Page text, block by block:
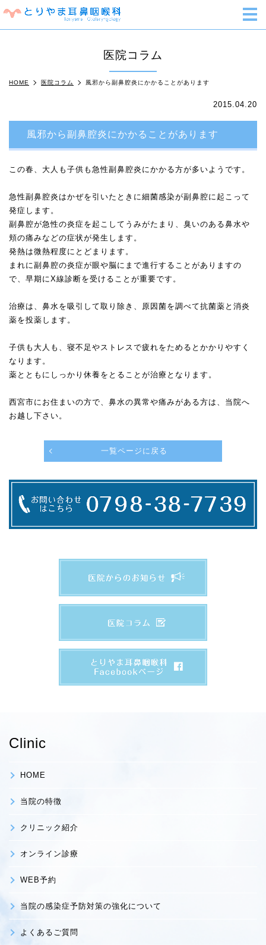
医院コラム
HOME 医院コラム 風邪から副鼻腔炎にかかることがあります
2015.04.20
風邪から副鼻腔炎にかかることがあります
この春、大人も子供も急性副鼻腔炎にかかる方が多いようです。
急性副鼻腔炎はかぜを引いたときに細菌感染が副鼻腔に起こって
発症します。
副鼻腔が急性の炎症を起こしてうみがたまり、臭いのある鼻水や
頬の痛みなどの症状が発生します。
発熱は微熱程度にとどまります。
まれに副鼻腔の炎症が眼や脳にまで進行することがありますの
で、早期にX線診断を受けることが重要です。
治療は、鼻水を吸引して取り除き、原因菌を調べて抗菌薬と消炎
薬を投薬します。
子供も大人も、寝不足やストレスで疲れをためるとかかりやすく
なります。
薬とともにしっかり休養をとることが治療となります。
西宮市にお住まいの方で、鼻水の異常や痛みがある方は、当院へ
お越し下さい。
一覧ページに戻る
Clinic
HOME
当院の特徴
クリニック紹介
オンライン診療
WEB予約
当院の感染症予防対策の強化について
よくあるご質問